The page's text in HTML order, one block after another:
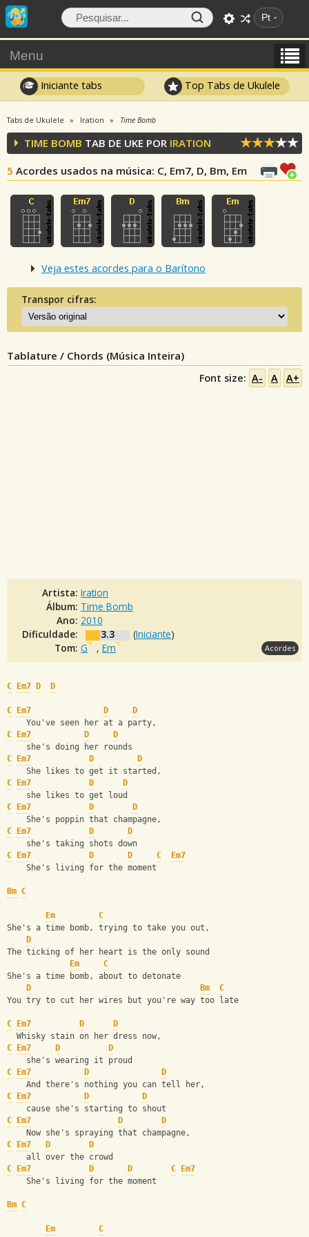
Pt
Menu
Iniciante tabs Top Tabs de Ukulele
Tabs de Ukulele Iration Time Bomb
TIME BOMB TAB DE UKE POR IRATION
5 Acordes usados na música: C, Em7, D, Bm, Em
Veja estes acordes para o Barítono
Transpor cifras:
Tablature / Chords (Música Inteira)
Font size: A- A A+
Artista: Iration
Álbum: Time Bomb
Ano: 2010
Dificuldade:
3.3 (Iniciante)
Tom: G , Em Acordes
C Em7 D D
C Em7 D
D
    You've seen her at a party,
C
Em7 D
D
    she's doing her rounds
C
Em7 D
D
    She likes to get it started,
C
Em7 D
D
    she likes to get loud
C
Em7 D
D
    She's poppin that champagne,
C
Em7 D
D
    she's taking shots down
C
Em7 D D C
Em7
    She's living for the moment
Bm C
Em
C
She's a time bomb, trying to take you out,
D
The ticking of her heart is the only sound
Em
C
She's a time bomb, about to detonate
D
Bm
C
You try to cut her wires but you're way too late
C Em7 D
D
  Whisky stain on her dress now,
C
Em7 D
D
    she's wearing it proud
C
Em7 D
D
    And there's nothing you can tell her,
C
Em7 D
D
    cause she's starting to shout
C
Em7 D
D
    Now she's spraying that champagne,
C
Em7 D
D
    all over the crowd
C
Em7 D D C
Em7
    She's living for the moment
Bm C
Em
C